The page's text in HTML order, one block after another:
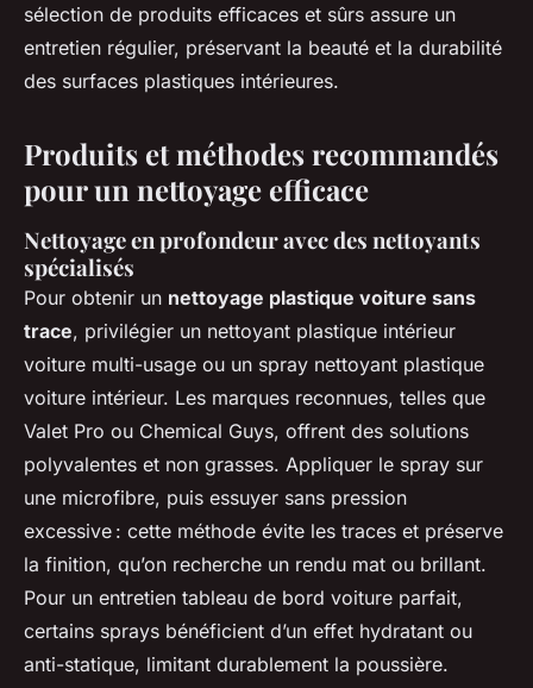
sélection de produits efficaces et sûrs assure un
entretien régulier, préservant la beauté et la durabilité
des surfaces plastiques intérieures.
Produits et méthodes recommandés
pour un nettoyage efficace
Nettoyage en profondeur avec des nettoyants
spécialisés
Pour obtenir un nettoyage plastique voiture sans
trace, privilégier un nettoyant plastique intérieur
voiture multi-usage ou un spray nettoyant plastique
voiture intérieur. Les marques reconnues, telles que
Valet Pro ou Chemical Guys, offrent des solutions
polyvalentes et non grasses. Appliquer le spray sur
une microfibre, puis essuyer sans pression
excessive : cette méthode évite les traces et préserve
la finition, qu’on recherche un rendu mat ou brillant.
Pour un entretien tableau de bord voiture parfait,
certains sprays bénéficient d’un effet hydratant ou
anti-statique, limitant durablement la poussière.